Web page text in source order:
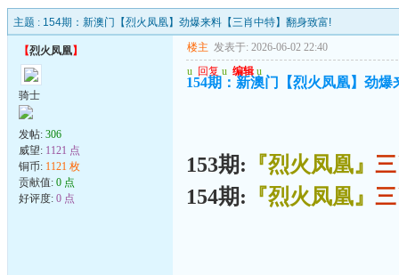
主题 : 154期：新澳门【烈火凤凰】劲爆来料【三肖中特】翻身致富!
【烈火凤凰】
骑士
发帖: 306
威望: 1121 点
铜币: 1121 枚
贡献值: 0 点
好评度: 0 点
楼主 发表于: 2026-06-02 22:40
u 回复 u 编辑 u
154期：新澳门【烈火凤凰】劲
153期: 『烈火凤凰』
154期: 『烈火凤凰』